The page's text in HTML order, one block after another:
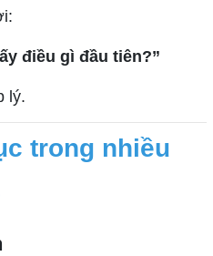
điều gì đầu tiên?”
lý.
trong nhiều